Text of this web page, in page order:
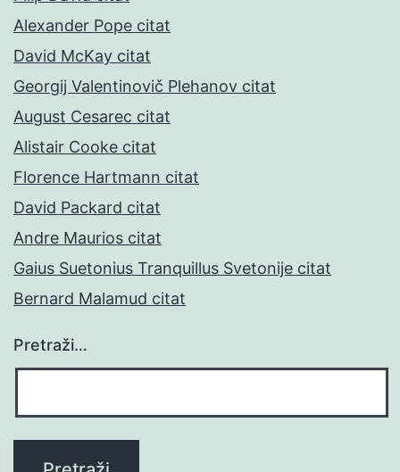
Alexander Pope citat
David McKay citat
Georgij Valentinovič Plehanov citat
August Cesarec citat
Alistair Cooke citat
Florence Hartmann citat
David Packard citat
Andre Maurios citat
Gaius Suetonius Tranquillus Svetonije citat
Bernard Malamud citat
Pretraži…